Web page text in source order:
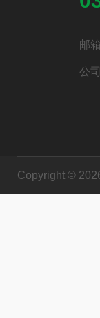
邮
公
Copyright ©